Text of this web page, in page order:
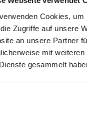
Cookies,
Zugriffe auf unsere
an unsere Partner
mit
gesammelt